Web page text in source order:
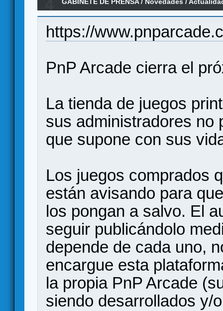
https://
PnP Arcade cierra el
La tienda de juegos
sus administradores no
que supone con sus
Los juegos comprados
están avisando para
los pongan a salvo. El
seguir publicándolo
depende de cada uno,
encargue esta
la propia PnP Arcade
siendo desarrollados y/